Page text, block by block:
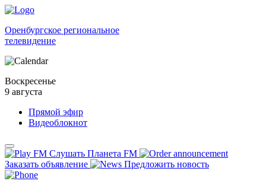
Оренбургское региональное
телевидение
Воскресенье
9 августа
Прямой эфир
Видеоблокнот
Слушать Планета FM
Заказать объявление
Предложить новость